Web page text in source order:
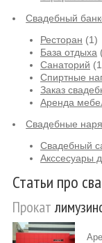
Свадебный
Ресторан (1)
База отдыха
Санаторий
Спиртные
Заказ
Аренда
Свадебные
Свадебный
Акссесуары
Статьи про
Прокат